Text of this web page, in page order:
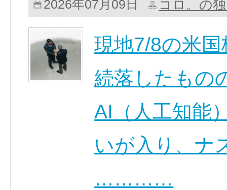
2026年07月09日 コロ。の
現地7/8の米
続落したもの
AI（人工知能
いが入り、ナ
…………